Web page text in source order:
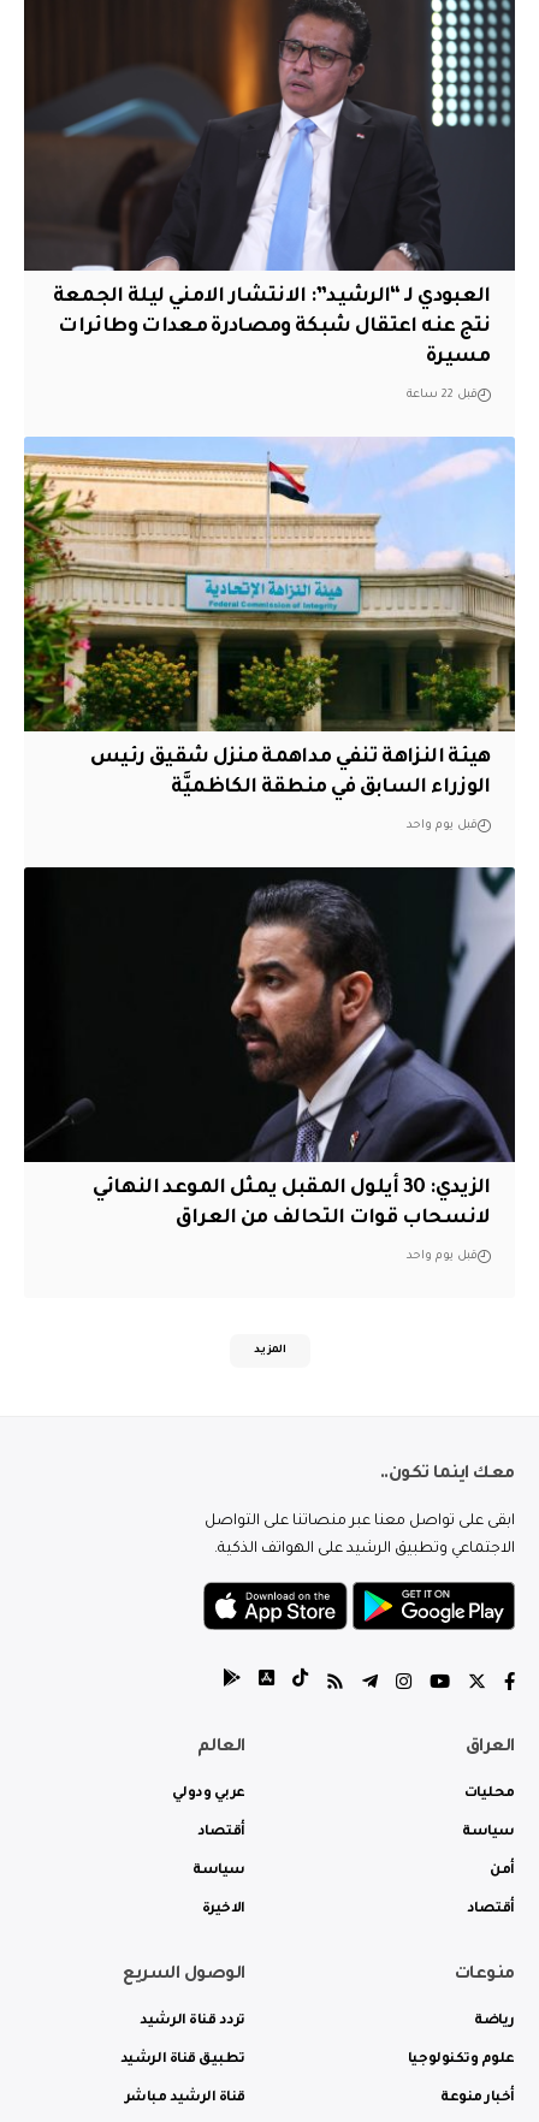
العبودي لـ “الرشيد”: الانتشار الامني ليلة الجمعة
نتج عنه اعتقال شبكة ومصادرة معدات وطائرات
مسيرة
قبل 22 ساعة
هيئة النزاهة تنفي مداهمة منزل شقيق رئيس
الوزراء السابق في منطقة الكاظميَّة
قبل يوم واحد
الزيدي: 30 أيلول المقبل يمثل الموعد النهائي
لانسحاب قوات التحالف من العراق
قبل يوم واحد
المزيد
معك اينما تكون..
ابقى على تواصل معنا عبر منصاتنا على التواصل
الاجتماعي وتطبيق الرشيد على الهواتف الذكية.
العراق
محليات
سياسة
أمن
أقتصاد
العالم
عربي ودولي
أقتصاد
سياسة
الاخيرة
منوعات
رياضة
علوم وتكنولوجيا
أخبار منوعة
الوصول السريع
تردد قناة الرشيد
تطبيق قناة الرشيد
قناة الرشيد مباشر